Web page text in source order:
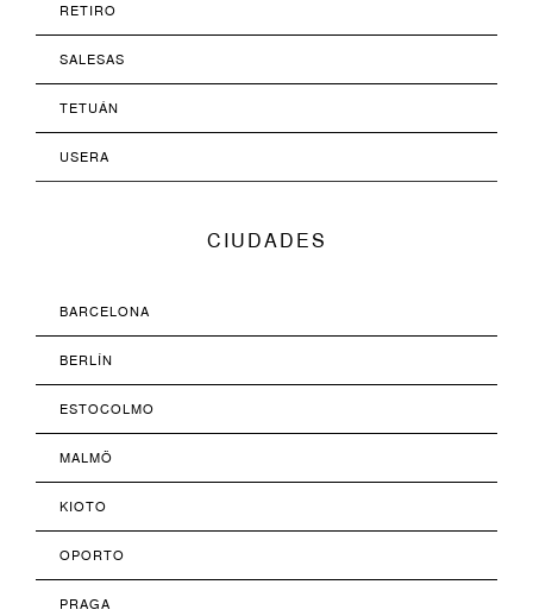
RETIRO
SALESAS
TETUÁN
USERA
CIUDADES
BARCELONA
BERLÍN
ESTOCOLMO
MALMÖ
KIOTO
OPORTO
PRAGA